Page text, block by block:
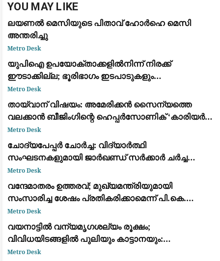
YOU MAY LIKE
ലയണൽ മെസിയുടെ പിതാവ് ഹോർഹെ മെസി
അന്തരിച്ചു
Metro Desk
യുപിഐ ഉപയോക്താക്കളിൽനിന്ന് നിരക്ക്
ഈടാക്കില്ല; ഭൂരിഭാഗം ഇടപാടുകളും
വ്യാപാരികൾക്കും സൗജന്യമായി തുടരുമെന്ന്
കേന്ദ്ര സർക്കാർ
Metro Desk
തായ്‌വാന് വിഷയം: അമേരിക്കൻ സൈന്യത്തെ
വലക്കാൻ ബീജിംഗിന്റെ ഹെപ്പർസോണിക് ‘കാരിയർ
കില്ലർ’ മിസൈലുകൾ
Metro Desk
ചോദ്യപേപ്പർ ചോർച്ച: വിദ്യാർത്ഥി
സംഘടനകളുമായി ജാർഖണ്ഡ് സർക്കാർ ചർച്ച
നടത്തി; സമരം തുടരുമെന്ന് ഉദ്യോഗാർത്ഥികൾ
Metro Desk
വന്ദേമാതരം ഉത്തരവ്; മുഖ്യമന്ത്രിയുമായി
സംസാരിച്ച ശേഷം പ്രതികരിക്കാമെന്ന് പി.കെ.
കുഞ്ഞാലിക്കുട്ടി: നിലപാടിൽ മാറ്റമില്ല
Metro Desk
വയനാട്ടിൽ വന്യമൃഗശല്യം രൂക്ഷം;
വിവിധയിടങ്ങളിൽ പുലിയും കാട്ടാനയും:
ആശങ്കയിൽ ജനങ്ങൾ
Metro Desk